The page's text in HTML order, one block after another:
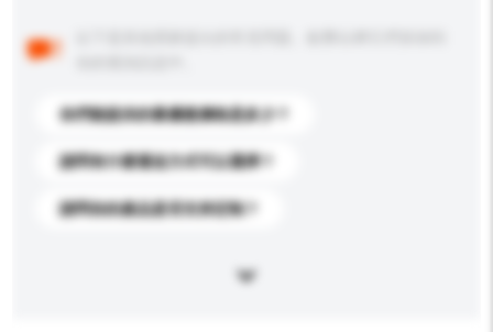
你們能提供的最優惠價格是多少？
請問有什麼運送方式可以選擇？
請問你的產品是否支持定制？